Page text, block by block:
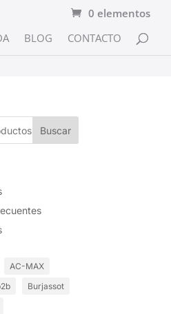
0 elementos
BLOG CONTACTO
Buscar
AC-MAX
Burjassot